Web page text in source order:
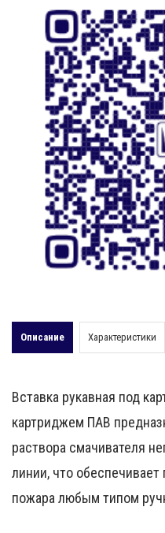
Описание Характеристики
Вставка рукавная под
картриджем ПАВ
раствора смачивателя
линии, что
пожара любым типом